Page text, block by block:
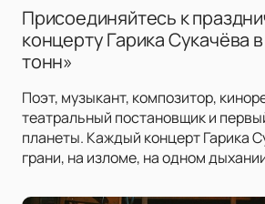
Присоединяйтесь к
концерту Гарика Сукачёва
тонн»
Поэт, музыкант, композитор,
театральный постановщик и
планеты. Каждый концерт Гарика
грани, на изломе, на одном